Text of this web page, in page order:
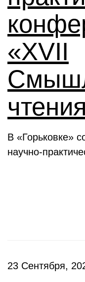
«XVII
В «Горьковке»
научно-
23 Сентября,